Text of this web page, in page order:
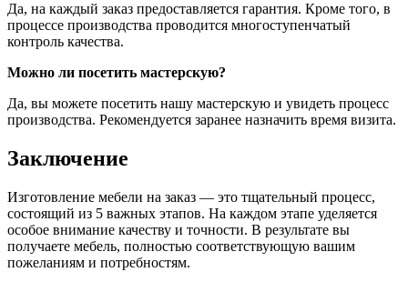
Да, на каждый заказ предоставляется гарантия. Кроме того, в
процессе производства проводится многоступенчатый
контроль качества.
Можно ли посетить мастерскую?
Да, вы можете посетить нашу мастерскую и увидеть процесс
производства. Рекомендуется заранее назначить время визита.
Заключение
Изготовление мебели на заказ — это тщательный процесс,
состоящий из 5 важных этапов. На каждом этапе уделяется
особое внимание качеству и точности. В результате вы
получаете мебель, полностью соответствующую вашим
пожеланиям и потребностям.